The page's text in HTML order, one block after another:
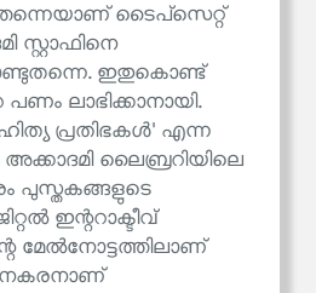
ടൈപ്‌സെറ്റ്
സ്റ്റാഫിനെ
ഇതുകൊണ്ട്
പണം ലാഭിക്കാനായി.
പ്രതിഭകൾ' എന്ന
അക്കാദമി ലൈബ്രറിയിലെ
പുസ്തകങ്ങളുടെ
ഇന്ററാക്ടീവ്
മേൽനോട്ടത്തിലാണ്